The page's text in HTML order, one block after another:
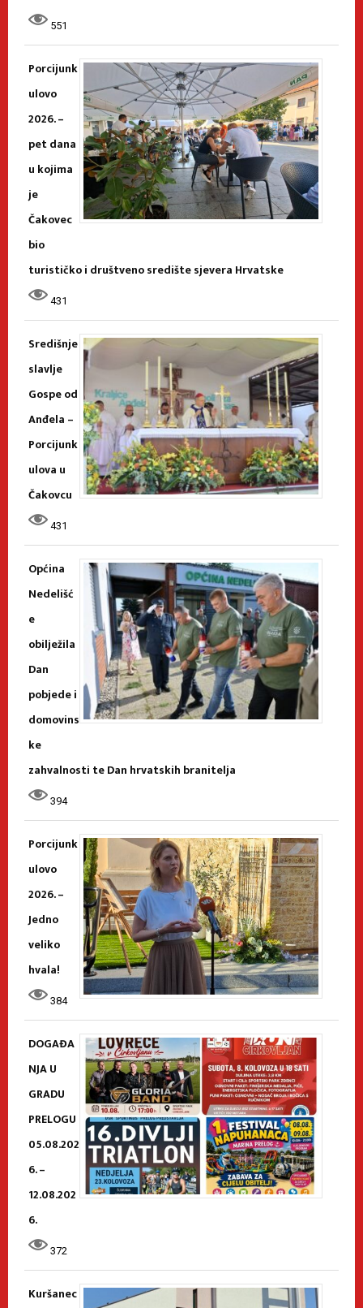
551
Porcijunk
ulovo
2026. –
pet dana
u kojima
je
Čakovec
bio
turističko i društveno središte sjevera Hrvatske
431
Središnje
slavlje
Gospe od
Anđela –
Porcijunk
ulova u
Čakovcu
431
Općina
Nedelišć
e
obilježila
Dan
pobjede i
domovins
ke
zahvalnosti te Dan hrvatskih branitelja
394
Porcijunk
ulovo
2026. –
Jedno
veliko
hvala!
384
DOGAĐA
NJA U
GRADU
PRELOGU
05.08.202
6. –
12.08.202
6.
372
Kuršanec